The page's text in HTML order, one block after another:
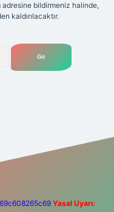
adresine bildirmeniz halinde,
kaldırılacaktır.
m elexbet
Yasal Uyarı: